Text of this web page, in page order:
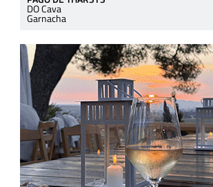
DO Cava
Garnacha